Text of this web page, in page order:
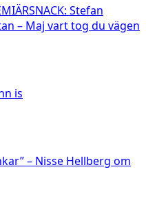
Stefan
– Maj vart tog du vägen
is
– Nisse Hellberg om